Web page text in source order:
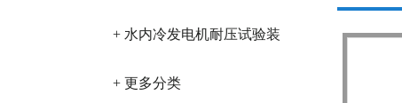
+ 水内冷发电机耐压试验装
置
+ 更多分类